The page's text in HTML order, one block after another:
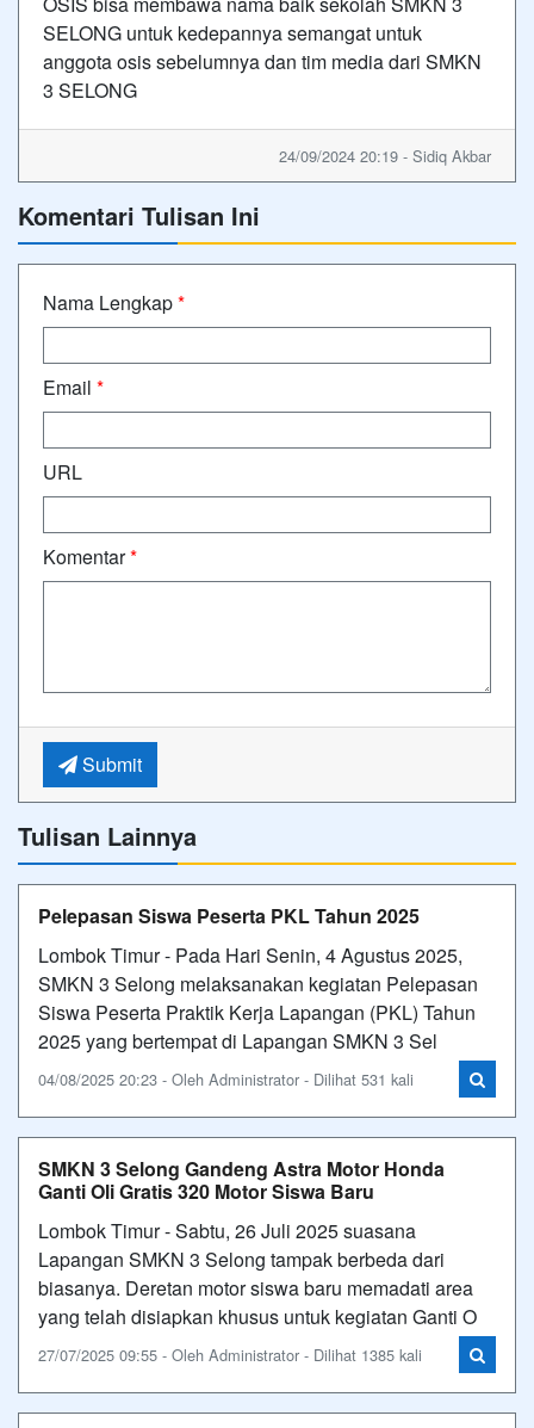
SELONG untuk kedepannya semangat untuk
anggota osis sebelumnya dan tim media dari SMKN
3 SELONG
24/09/2024 20:19 - Sidiq Akbar
Komentari Tulisan Ini
Nama Lengkap*
Email *
URL
Komentar*
Submit
Tulisan Lainnya
Pelepasan Siswa Peserta PKL Tahun 2025
Lombok Timur - Pada Hari Senin, 4 Agustus 2025,
SMKN 3 Selong melaksanakan kegiatan Pelepasan
Siswa Peserta Praktik Kerja Lapangan (PKL) Tahun
2025 yang bertempat di Lapangan SMKN 3 Sel
04/08/2025 20:23 - Oleh Administrator - Dilihat 531 kali
SMKN 3 Selong Gandeng Astra Motor Honda
Ganti Oli Gratis 320 Motor Siswa Baru
Lombok Timur - Sabtu, 26 Juli 2025 suasana
Lapangan SMKN 3 Selong tampak berbeda dari
biasanya. Deretan motor siswa baru memadati area
yang telah disiapkan khusus untuk kegiatan Ganti O
27/07/2025 09:55 - Oleh Administrator - Dilihat 1385 kali